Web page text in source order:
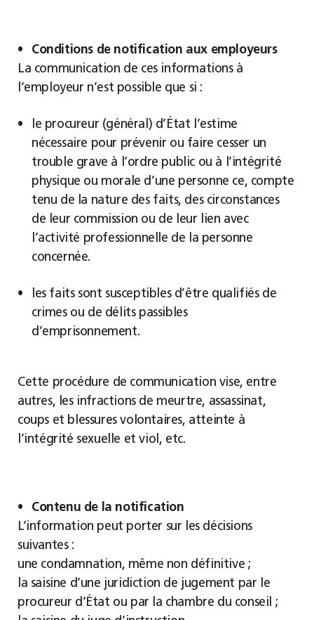
Conditions de notification aux employeurs
La communication de ces informations à
l’employeur n’est possible que si :
le procureur (général) d’État l’estime
nécessaire pour prévenir ou faire cesser un
trouble grave à l’ordre public ou à l’intégrité
physique ou morale d’une personne ce, compte
tenu de la nature des faits, des circonstances
de leur commission ou de leur lien avec
l’activité professionnelle de la personne
concernée.
les faits sont susceptibles d’être qualifiés de
crimes ou de délits passibles
d’emprisonnement.
Cette procédure de communication vise, entre
autres, les infractions de meurtre, assassinat,
coups et blessures volontaires, atteinte à
l’intégrité sexuelle et viol, etc.
Contenu de la notification
L’information peut porter sur les décisions
suivantes :
une condamnation, même non définitive ;
la saisine d’une juridiction de jugement par le
procureur d’État ou par la chambre du conseil ;